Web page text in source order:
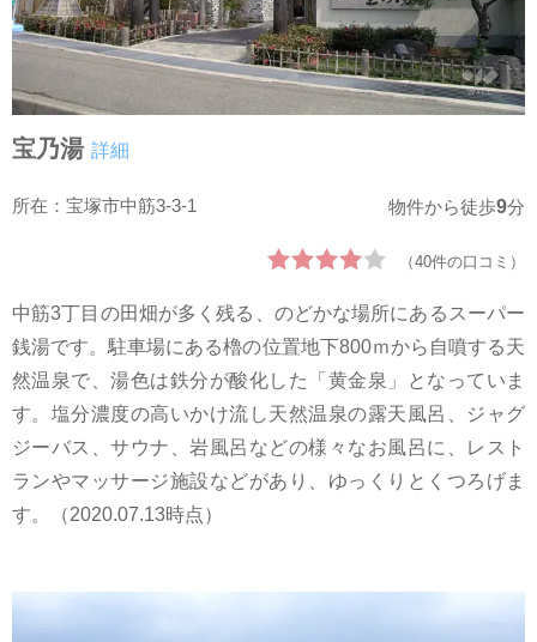
宝乃湯 詳細
所在：宝塚市中筋3-3-1 物件から徒歩9分
（40件の口コミ）
中筋3丁目の田畑が多く残る、のどかな場所にあるスーパー
銭湯です。駐車場にある櫓の位置地下800ｍから自噴する天
然温泉で、湯色は鉄分が酸化した「黄金泉」となっていま
す。塩分濃度の高いかけ流し天然温泉の露天風呂、ジャグ
ジーバス、サウナ、岩風呂などの様々なお風呂に、レスト
ランやマッサージ施設などがあり、ゆっくりとくつろげま
す。（2020.07.13時点）